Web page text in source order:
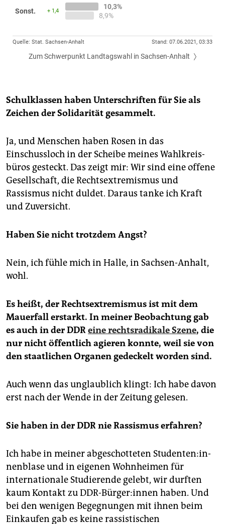
Schulklassen haben Unterschriften für Sie als
Zeichen der Solidarität gesammelt.
Ja, und Menschen haben ­Rosen in das
Einschussloch in der Scheibe meines Wahlkreis­
büros gesteckt. Das zeigt mir: Wir sind eine offene
Gesellschaft, die Rechtsextremismus und
Rassismus nicht duldet. Daraus tanke ich Kraft
und Zuversicht.
Haben Sie nicht trotzdem Angst?
Nein, ich fühle mich in Halle, in Sachsen-Anhalt,
wohl.
Es heißt, der Rechtsextremismus ist mit dem
Mauerfall erstarkt. In meiner Beobachtung gab
es auch in der DDReine rechtsradikale Szene, die
nur nicht öffentlich agieren konnte, weil sie von
den staatlichen Organen gedeckelt worden sind.
Auch wenn das unglaublich klingt: Ich habe davon
erst nach der Wende in der Zeitung gelesen.
Sie haben in der DDR nie Rassismus erfahren?
Ich habe in meiner abgeschotteten Stu­den­ten:­in­
nen­bla­se und in eigenen Wohnheimen für
internationale Studierende gelebt, wir durften
kaum Kontakt zu DDR-Bürger:innen haben. Und
bei den wenigen Begegnungen mit ihnen beim
Einkaufen gab es keine rassistischen